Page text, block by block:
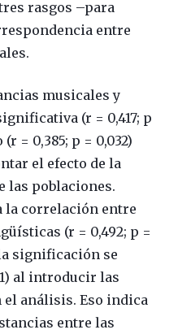
rasgos –para
entre
musicales y
(r = 0,417; p
= 0,385; p = 0,032)
el efecto de la
las poblaciones.
la correlación entre
(r = 0,492; p =
significación se
al introducir las
análisis. Eso indica
entre las